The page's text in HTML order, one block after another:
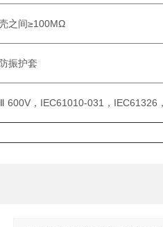
之间≥100MΩ
振护套
600V，IEC61010-031，IEC61326